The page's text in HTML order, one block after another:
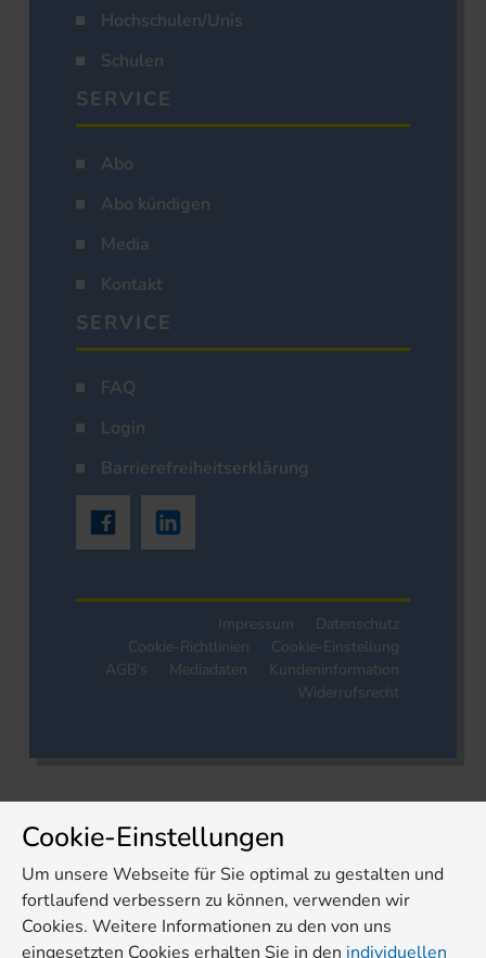
Hochschulen/Unis
Schulen
SERVICE
Abo
Abo kündigen
Media
Kontakt
SERVICE
FAQ
Login
Barrierefreiheitserklärung
Impressum
Datenschutz
Cookie-Richtlinien
Cookie-Einstellung
AGB's
Mediadaten
Kundeninformation
Widerrufsrecht
Cookie-Einstellungen
Um unsere Webseite für Sie optimal zu gestalten und
fortlaufend verbessern zu können, verwenden wir
Cookies. Weitere Informationen zu den von uns
eingesetzten Cookies erhalten Sie in den individuellen